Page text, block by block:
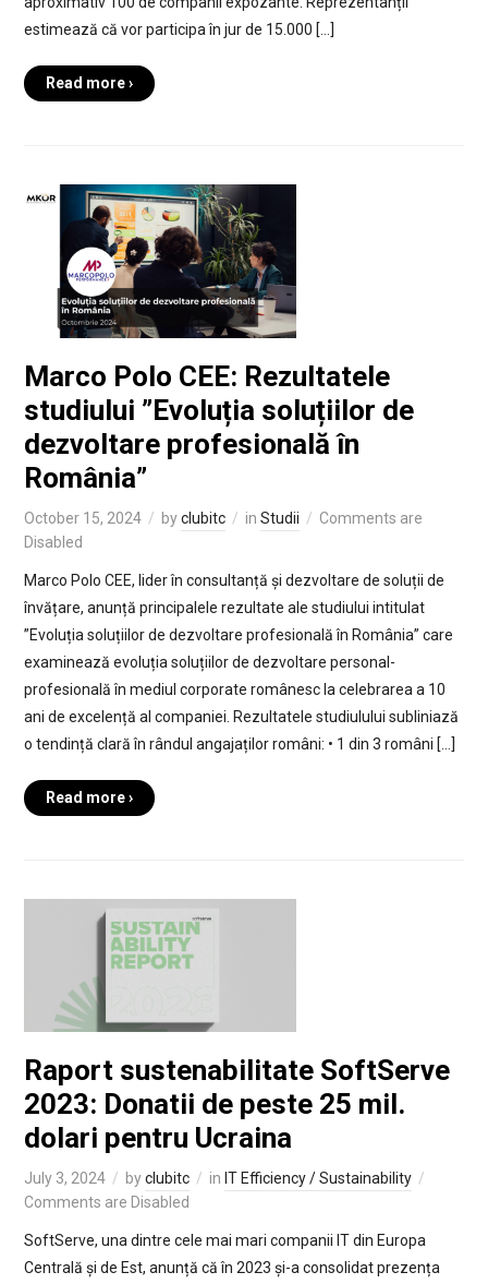
estimează că vor participa în jur de 15.000 […]
Read more ›
Marco Polo CEE: Rezultatele
studiului ”Evoluția soluțiilor de
dezvoltare profesională în
România”
October 15, 2024 byclubitc in Studii
Comments are
Disabled
Marco Polo CEE, lider în consultanță și dezvoltare de soluții de
învățare, anunță principalele rezultate ale studiului intitulat
”Evoluția soluțiilor de dezvoltare profesională în România” care
examinează evoluția soluțiilor de dezvoltare personal-
profesională în mediul corporate românesc la celebrarea a 10
ani de excelență al companiei. Rezultatele studiulului subliniază
o tendință clară în rândul angajaților români: • 1 din 3 români […]
Read more ›
Raport sustenabilitate SoftServe
2023: Donatii de peste 25 mil.
dolari pentru Ucraina
July 3, 2024 byclubitc in IT Efficiency / Sustainability
Comments are Disabled
SoftServe, una dintre cele mai mari companii IT din Europa
Centrală și de Est, anunță că în 2023 și-a consolidat prezența